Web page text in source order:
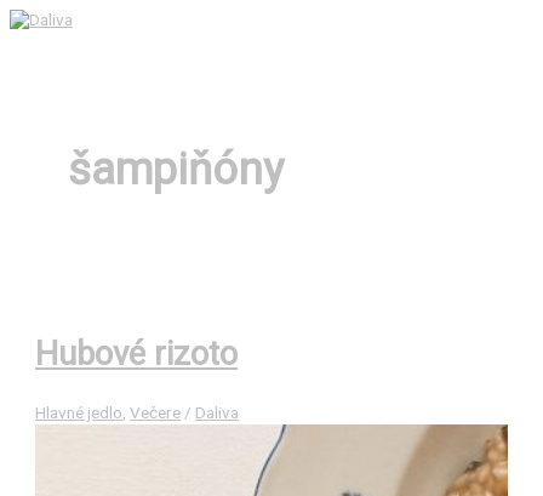
Preskočiť
šampiňóny
Hubové rizoto
Hlavné jedlo ,Večere / Daliva